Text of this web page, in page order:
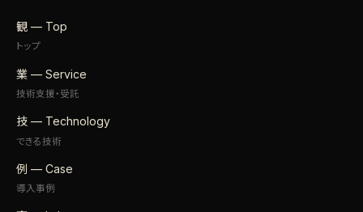
観 — Top
トップ
業 — Service
技術支援・受託
技 — Technology
できる技術
例 — Case
導入事例